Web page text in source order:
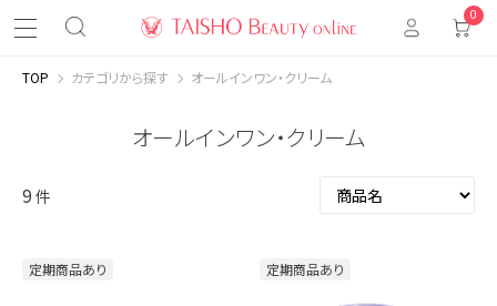
0
TOP カテゴリから探す オールインワン・クリーム
オールインワン・クリーム
9件
定期商品あり 定期商品あり